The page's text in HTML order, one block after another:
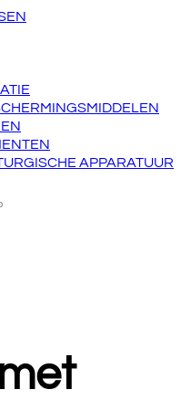
APPARATUUR